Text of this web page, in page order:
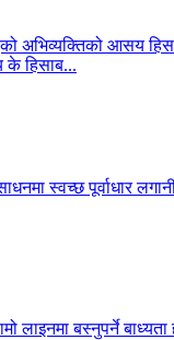
आसय
के हिसाब...
स्वच्छ पूर्वाधार
बस्नुपर्ने